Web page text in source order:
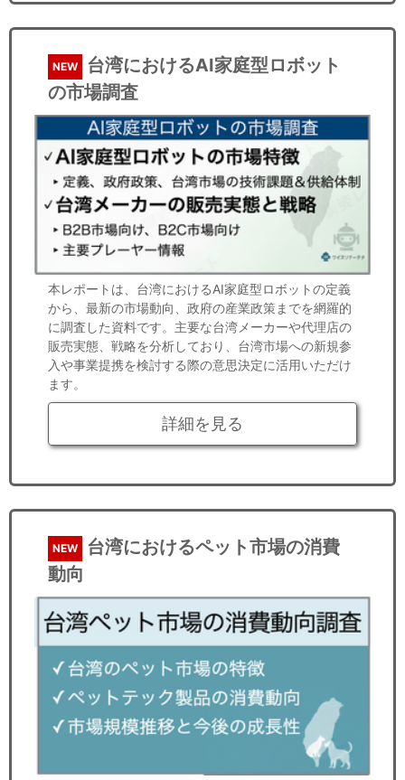
NEW
台湾におけるAI家庭型ロボット
の市場調査
本レポートは、台湾におけるAI家庭型ロボットの定義
から、最新の市場動向、政府の産業政策までを網羅的
に調査した資料です。主要な台湾メーカーや代理店の
販売実態、戦略を分析しており、台湾市場への新規参
入や事業提携を検討する際の意思決定に活用いただけ
ます。
詳細を見る
NEW
台湾におけるペット市場の消費
動向